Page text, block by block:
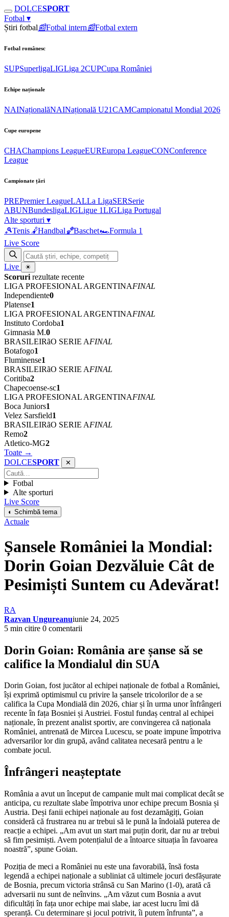
DOLCESPORT
Fotbal ▾
Știri fotbal📰Fotbal intern📰Fotbal extern
Fotbal românesc
SUPSuperligaLIGLiga 2CUPCupa României
Echipe naționale
NAINaționalăNAINațională U21CAMCampionatul Mondial 2026
Cupe europene
CHAChampions LeagueEUREuropa LeagueCONConference
League
Campionate țări
PREPremier LeagueLALLa LigaSERSerie
ABUNBundesligaLIGLigue 1LIGLiga Portugal
Alte sporturi ▾
🎾Tenis 🤾Handbal🏀Baschet🏎Formula 1
Live Score
Live ☀
Scoruri rezultate recente
LIGA PROFESIONAL ARGENTINAFINAL
Independiente0
Platense1
LIGA PROFESIONAL ARGENTINAFINAL
Instituto Cordoba1
Gimnasia M.0
BRASILEIRãO SERIE AFINAL
Botafogo1
Fluminense1
BRASILEIRãO SERIE AFINAL
Coritiba2
Chapecoense-sc1
LIGA PROFESIONAL ARGENTINAFINAL
Boca Juniors1
Velez Sarsfield1
BRASILEIRãO SERIE AFINAL
Remo2
Atletico-MG2
Toate →
DOLCESPORT ✕
Fotbal
Alte sporturi
Live Score
◐ Schimbă tema
Actuale
Șansele României la Mondial:
Dorin Goian Dezvăluie Cât de
Pesimiști Suntem cu Adevărat!
RA
Razvan Ungureanuiunie 24, 2025
5 min citire 0 comentarii
Dorin Goian: România are șanse să se
califice la Mondialul din SUA
Dorin Goian, fost jucător al echipei naționale de fotbal a României,
își exprimă optimismul cu privire la șansele tricolorilor de a se
califica la Cupa Mondială din 2026, chiar și în urma unor înfrângeri
recente în fața Bosniei și Austriei. Fostul fundaș central al echipei
naționale, în prezent analist sportiv, are convingerea că naționala
României, antrenată de Mircea Lucescu, se poate impune împotriva
adversarilor lor din grupă, având calitatea necesară pentru a le
combate jocul.
Înfrângeri neașteptate
România a avut un început de campanie mult mai complicat decât se
anticipa, cu rezultate slabe împotriva unor echipe precum Bosnia și
Austria. Deși fanii echipei naționale au fost dezamăgiți, Goian
consideră că frustrarea nu ar trebui să le pună la îndoială puterea de
reacție a echipei. „Am avut un start mai puțin dorit, dar nu ar trebui
să fim pesimiști. Avem potențialul de a întoarce situația în favoarea
noastră”, spune Goian.
Poziția de meci a României nu este una favorabilă, însă fosta
legendă a echipei naționale a subliniat că ultimele jocuri desfășurate
de Bosnia, precum victoria strânsă cu San Marino (1-0), arată că
adversarii nu sunt de neînvins. „Am văzut cum Bosnia a avut
dificultăți în fața unor echipe mai slabe, iar acest lucru îmi dă
speranță. Cu determinare și jocul potrivit, îi putem înfrunta”, a